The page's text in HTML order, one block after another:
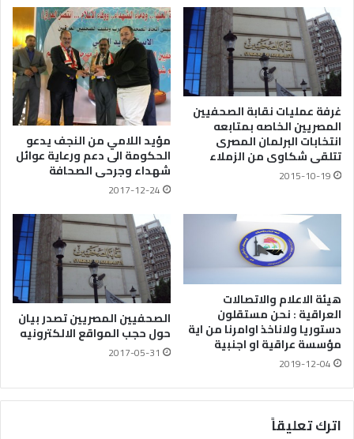
غرفة عمليات نقابة الصحفيين
المصريين الخاصه بمتابعه
انتخابات البرلمان المصرى
تتلقى شكاوى من الزملاء
2015-10-19
مؤيد اللامي من النجف يدعو
الحكومة الى دعم ورعاية عوائل
شهداء وجرحى الصحافة
2017-12-24
هيئة الاعلام والاتصالات
العراقية : نحن مستقلون
دستوريا ولاناخذ اوامرنا من اية
مؤسسة عراقية او اجنبية
2019-12-04
الصحفيين المصريين تصدر بيان
حول حجب المواقع الالكترونيه
2017-05-31
اترك تعليقاً